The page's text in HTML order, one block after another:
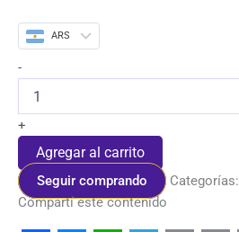
ARS
-
+
Agregar al carrito
Seguir comprando Categorías:
Compartí este contenido